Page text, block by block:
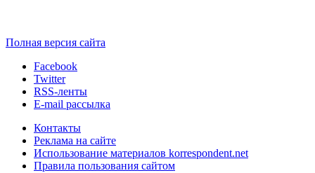
Полная версия сайта
Facebook
Twitter
RSS-ленты
E-mail рассылка
Контакты
Реклама на сайте
Использование материалов korrespondent.net
Правила пользования сайтом